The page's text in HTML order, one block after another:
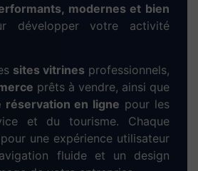
modernes et bien
développer votre activité
sites vitrines professionnels,
prêts à vendre, ainsi que
réservation en ligne pour les
et du tourisme. Chaque
une expérience utilisateur
fluide et un design